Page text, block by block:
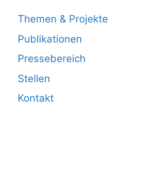
Themen & Projekte
Publikationen
Pressebereich
Stellen
Kontakt